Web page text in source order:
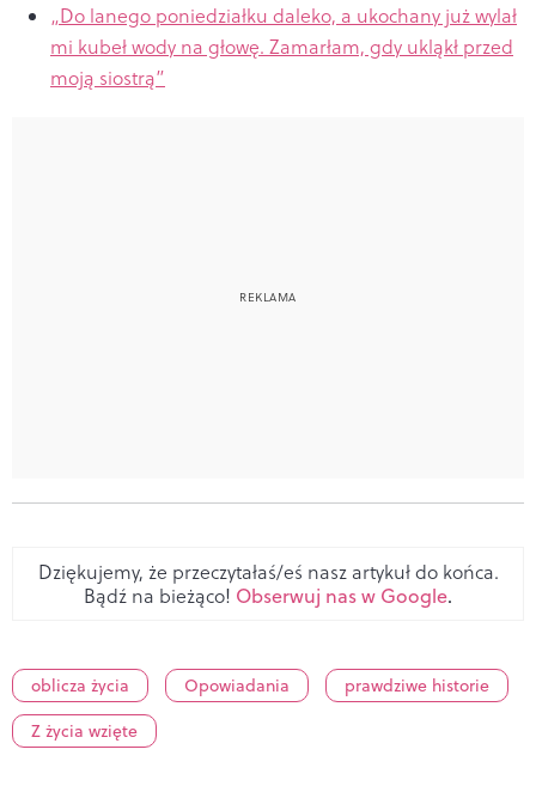
„Do lanego poniedziałku daleko, a ukochany już wylał
mi kubeł wody na głowę. Zamarłam, gdy ukląkł przed
moją siostrą”
Dziękujemy, że przeczytałaś/eś nasz artykuł do końca.
Bądź na bieżąco! Obserwuj nas w Google.
oblicza życia Opowiadania
prawdziwe historie
Z życia wzięte